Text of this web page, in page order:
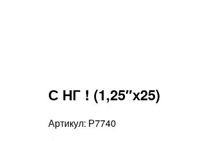
С НГ ! (1,25″х25)
Артикул: Р7740